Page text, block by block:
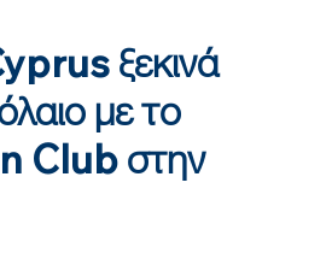
ξεκινά
με το
Club στην